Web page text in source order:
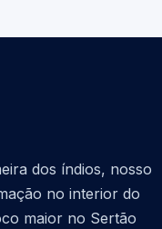
dos índios, nosso
no interior do
maior no Sertão